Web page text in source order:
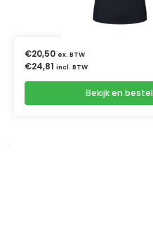
€20,50 ex. BTW
€24,81 incl. BTW
Bekijk en bestel